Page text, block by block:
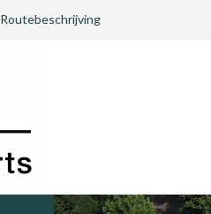
Routebeschrijving